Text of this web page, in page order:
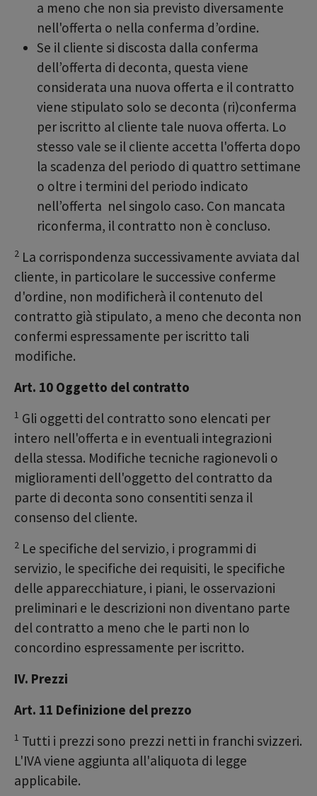
a meno che non sia previsto diversamente
nell'offerta o nella conferma d’ordine.
Se il cliente si discosta dalla conferma
dell’offerta di deconta, questa viene
considerata una nuova offerta e il contratto
viene stipulato solo se deconta (ri)conferma
per iscritto al cliente tale nuova offerta. Lo
stesso vale se il cliente accetta l'offerta dopo
la scadenza del periodo di quattro settimane
o oltre i termini del periodo indicato
nell’offerta nel singolo caso. Con mancata
riconferma, il contratto non è concluso.
2 La corrispondenza successivamente avviata dal
cliente, in particolare le successive conferme
d'ordine, non modificherà il contenuto del
contratto già stipulato, a meno che deconta non
confermi espressamente per iscritto tali
modifiche.
Art. 10 Oggetto del contratto
1 Gli oggetti del contratto sono elencati per
intero nell'offerta e in eventuali integrazioni
della stessa. Modifiche tecniche ragionevoli o
miglioramenti dell'oggetto del contratto da
parte di deconta sono consentiti senza il
consenso del cliente.
2 Le specifiche del servizio, i programmi di
servizio, le specifiche dei requisiti, le specifiche
delle apparecchiature, i piani, le osservazioni
preliminari e le descrizioni non diventano parte
del contratto a meno che le parti non lo
concordino espressamente per iscritto.
IV. Prezzi
Art. 11 Definizione del prezzo
1 Tutti i prezzi sono prezzi netti in franchi svizzeri.
L'IVA viene aggiunta all'aliquota di legge
applicabile.